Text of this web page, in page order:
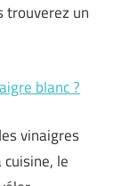
trouverez un
blanc ?
vinaigres
le